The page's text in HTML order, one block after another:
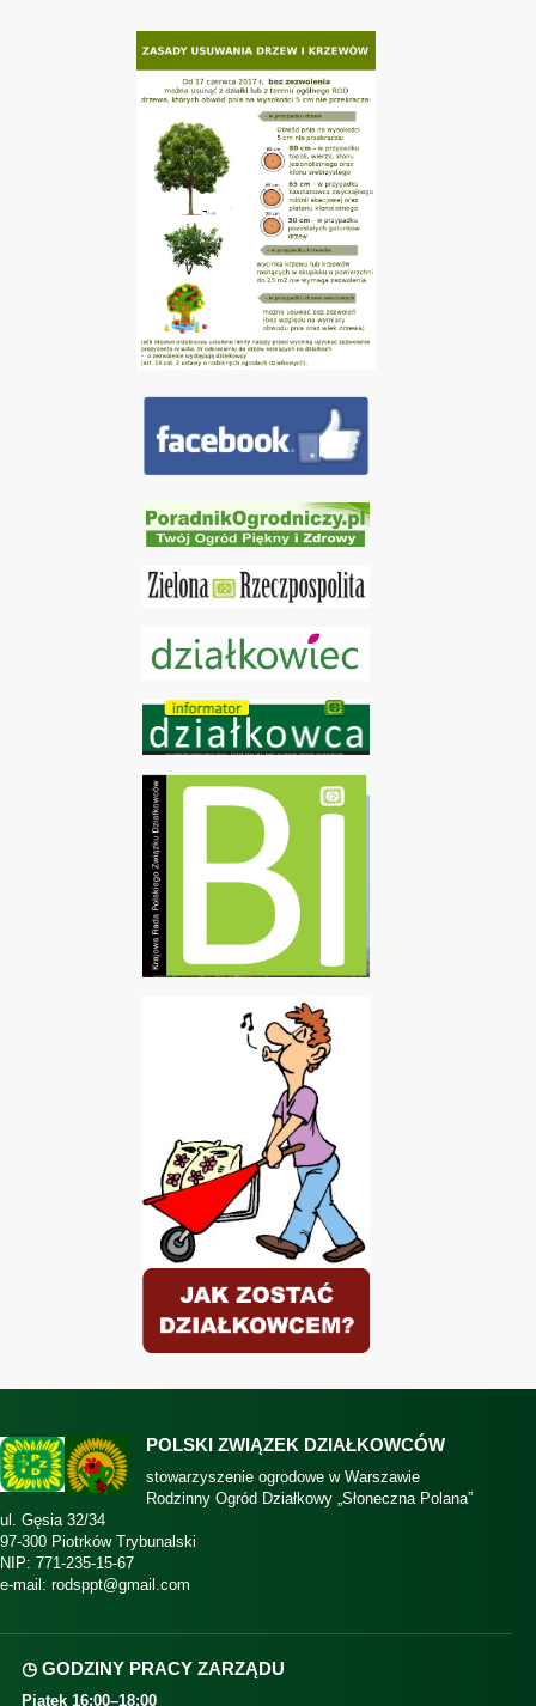
POLSKI ZWIĄZEK DZIAŁKOWCÓW
stowarzyszenie ogrodowe w Warszawie
Rodzinny Ogród Działkowy „Słoneczna Polana”
ul. Gęsia 32/34
97-300 Piotrków Trybunalski
NIP: 771-235-15-67
e-mail: rodsppt@gmail.com
◷ GODZINY PRACY ZARZĄDU
Piątek 16:00–18:00